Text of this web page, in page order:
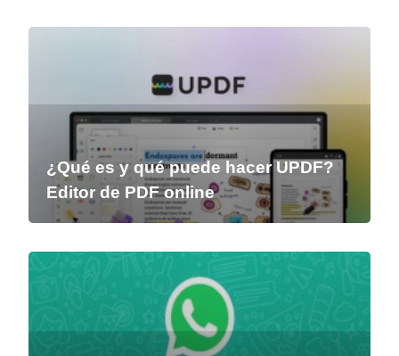
¿Qué es y qué puede hacer UPDF?
Editor de PDF online